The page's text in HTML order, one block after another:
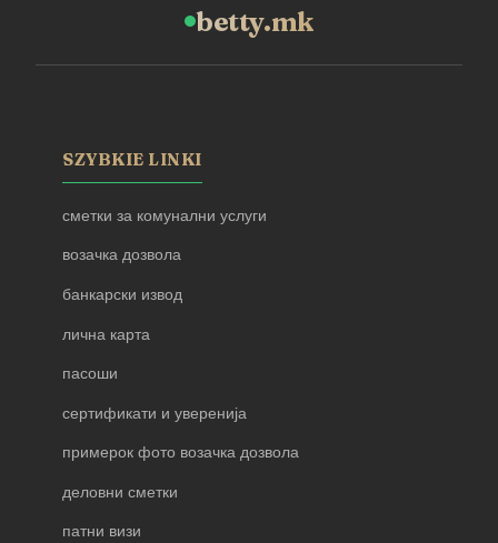
betty.mk
SZYBKIE LINKI
сметки за комунални услуги
возачка дозвола
банкарски извод
лична карта
пасоши
сертификати и уверенија
примерок фото возачка дозвола
деловни сметки
патни визи